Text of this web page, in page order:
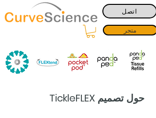
اتصل
متجر
حول تصميم TickleFLEX